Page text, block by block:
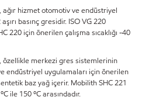
hizmet otomotiv ve endüstriyel
basınç gresidir. ISO VG 220
220 için önerilen çalışma sıcaklığı -40
merkezi gres sistemlerinin
endüstriyel uygulamaları için önerilen
baz yağ içerir. Mobilith SHC 221
ile 150 ºC arasındadır.